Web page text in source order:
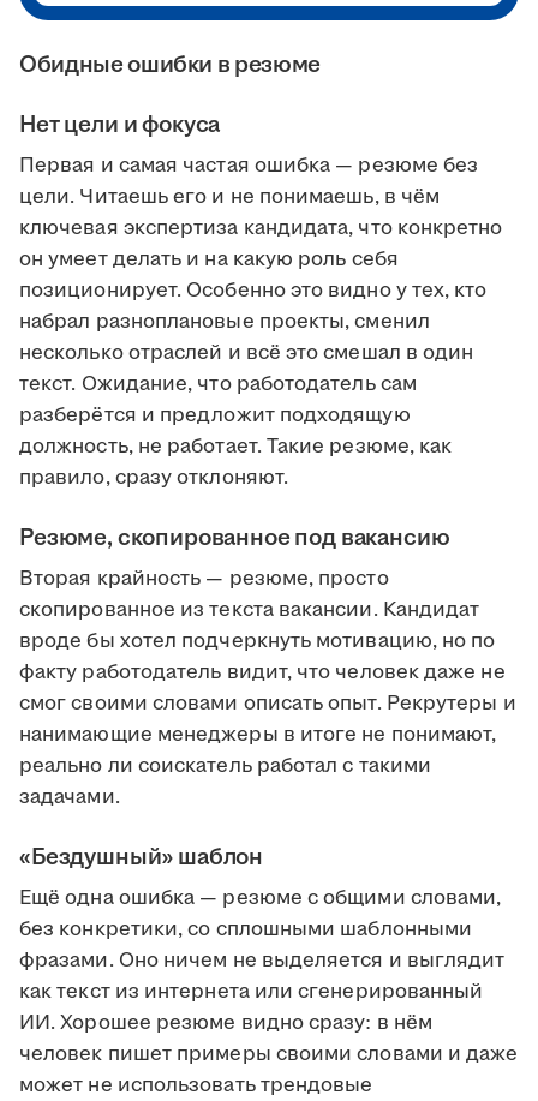
Обидные ошибки в резюме
Нет цели и фокуса
Первая и самая частая ошибка — резюме без
цели. Читаешь его и не понимаешь, в чём
ключевая экспертиза кандидата, что конкретно
он умеет делать и на какую роль себя
позиционирует. Особенно это видно у тех, кто
набрал разноплановые проекты, сменил
несколько отраслей и всё это смешал в один
текст. Ожидание, что работодатель сам
разберётся и предложит подходящую
должность, не работает. Такие резюме, как
правило, сразу отклоняют.
Резюме, скопированное под вакансию
Вторая крайность — резюме, просто
скопированное из текста вакансии. Кандидат
вроде бы хотел подчеркнуть мотивацию, но по
факту работодатель видит, что человек даже не
смог своими словами описать опыт. Рекрутеры и
нанимающие менеджеры в итоге не понимают,
реально ли соискатель работал с такими
задачами.
«Бездушный» шаблон
Ещё одна ошибка — резюме с общими словами,
без конкретики, со сплошными шаблонными
фразами. Оно ничем не выделяется и выглядит
как текст из интернета или сгенерированный
ИИ. Хорошее резюме видно сразу: в нём
человек пишет примеры своими словами и даже
может не использовать трендовые